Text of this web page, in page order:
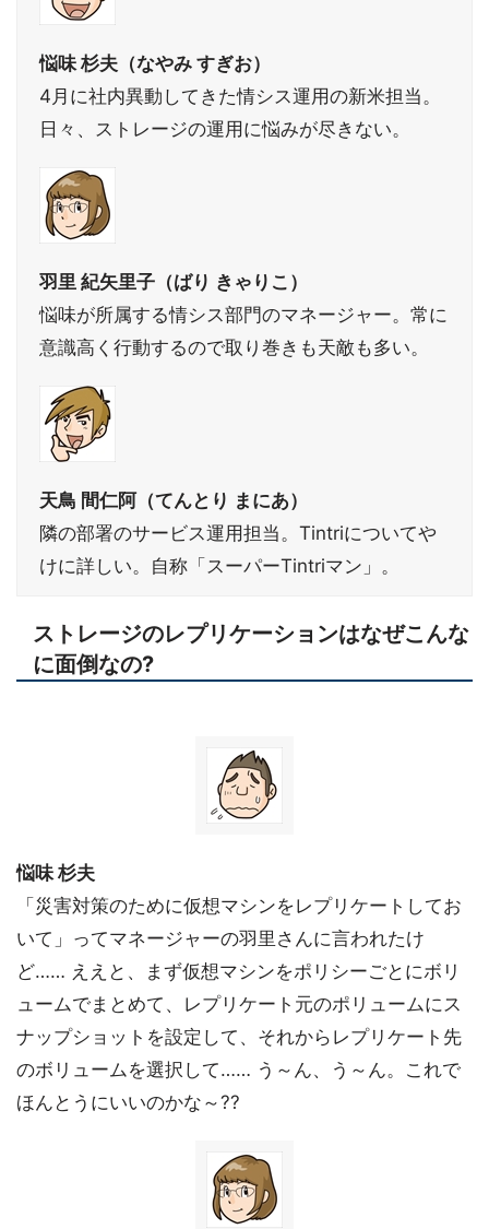
悩味 杉夫（なやみ すぎお）
4月に社内異動してきた情シス運用の新米担当。
日々、ストレージの運用に悩みが尽きない。
羽里 紀矢里子（ばり きゃりこ）
悩味が所属する情シス部門のマネージャー。常に
意識高く行動するので取り巻きも天敵も多い。
天鳥 間仁阿（てんとり まにあ）
隣の部署のサービス運用担当。Tintriについてや
けに詳しい。自称「スーパーTintriマン」。
ストレージのレプリケーションはなぜこんな
に面倒なの?
悩味 杉夫
「災害対策のために仮想マシンをレプリケートしてお
いて」ってマネージャーの羽里さんに言われたけ
ど…… ええと、まず仮想マシンをポリシーごとにボリ
ュームでまとめて、レプリケート元のポリュームにス
ナップショットを設定して、それからレプリケート先
のボリュームを選択して…… う～ん、う～ん。これで
ほんとうにいいのかな～??